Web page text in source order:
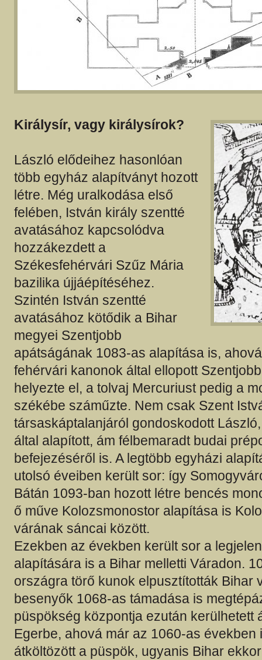
Királysír, vagy királysírok?
László elődeihez hasonlóan
több egyház alapítványt hozott
létre. Még uralkodása első
felében, István király szentté
avatásához kapcsolódva
hozzákezdett a
Székesfehérvári Szűz Mária
bazilika újjáépítéséhez.
Szintén István szentté
avatásához kötődik a Bihar
megyei Szentjobb
apátságának 1083-as alapítása is,
fehérvári kanonok által ellopott
helyezte el, a tolvaj Mercuriust pedig a
székébe száműzte. Nem csak Szent
társaskáptalanjáról gondoskodott
által alapított, ám félbemaradt budai
befejezéséről is. A legtöbb egyházi
utolsó éveiben került sor: így
Bátán 1093-ban hozott létre bencés
ő műve Kolozsmonostor alapítása is
várának sáncai között.
Ezekben az években került sor a
alapítására is a Bihar melletti Váradon.
országra törő kunok elpusztították Bihar
besenyők 1068-as támadása is
püspökség központja ezután kerülhetett
Egerbe, ahová már az 1060-as években
átköltözött a püspök, ugyanis Bihar